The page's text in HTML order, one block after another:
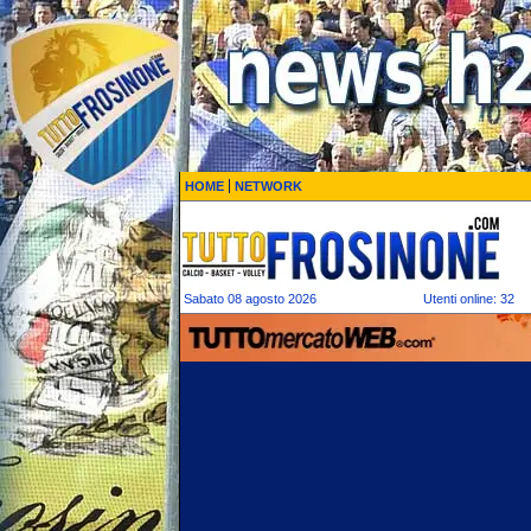
HOME NETWORK
Sabato 08 agosto 2026 Utenti online: 32